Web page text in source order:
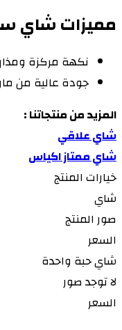
مميزات شاي
نكهة مركزة
جودة عالية من
المزيد من منتجاتنا :
شاي علاقي
شاي ممتاز اكياس
خيارات المنتج
شاي
صور المنتج
السعر
شايحبة واحدة
لا توجد صور
السعر